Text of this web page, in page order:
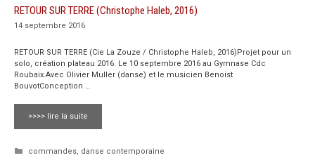
RETOUR SUR TERRE (Christophe Haleb, 2016)
14 septembre 2016
RETOUR SUR TERRE (Cie La Zouze / Christophe Haleb, 2016)Projet pour un
solo, création plateau 2016. Le 10 septembre 2016 au Gymnase Cdc
Roubaix.Avec Olivier Muller (danse) et le musicien Benoist
BouvotConception …
>>>> lire la suite
Catégories
commandes, danse contemporaine